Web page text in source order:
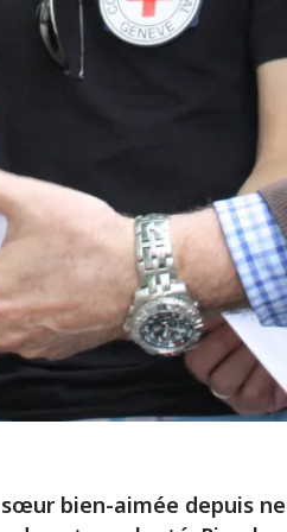
bien-aimée depuis